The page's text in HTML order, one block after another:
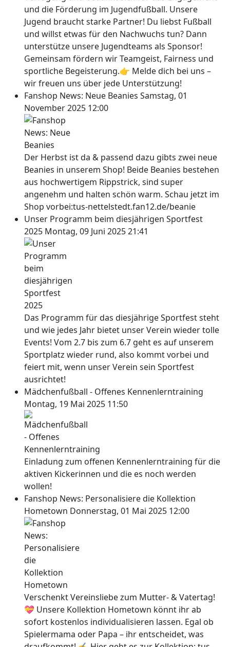
und die Förderung im Jugendfußball. Unsere
Jugend braucht starke Partner! Du liebst Fußball
und willst etwas für den Nachwuchs tun? Dann
unterstütze unsere Jugendteams als Sponsor!
Gemeinsam fördern wir Teamgeist, Fairness und
sportliche Begeisterung.👉 Melde dich bei uns –
wir freuen uns über jede Unterstützung!
Fanshop News: Neue Beanies Samstag, 01
November 2025 12:00
Der Herbst ist da & passend dazu gibts zwei neue
Beanies in unserem Shop! Beide Beanies bestehen
aus hochwertigem Rippstrick, sind super
angenehm und halten schön warm. Schau jetzt im
Shop vorbei:tus-nettelstedt.fan12.de/beanie
Unser Programm beim diesjährigen Sportfest
2025 Montag, 09 Juni 2025 21:41
Das Programm für das diesjährige Sportfest steht
und wie jedes Jahr bietet unser Verein wieder tolle
Events! Vom 2.7 bis zum 6.7 geht es auf unserem
Sportplatz wieder rund, also kommt vorbei und
feiert mit, wenn unser Verein sein Sportfest
ausrichtet!
Mädchenfußball - Offenes Kennenlerntraining
Montag, 19 Mai 2025 11:50
Einladung zum offenen Kennenlerntraining für die
aktiven Kickerinnen und die es noch werden
wollen!
Fanshop News: Personalisiere die Kollektion
Hometown Donnerstag, 01 Mai 2025 12:00
Verschenkt Vereinsliebe zum Mutter- & Vatertag!
💝 Unsere Kollektion Hometown könnt ihr ab
sofort kostenlos individualisieren lassen. Egal ob
Spielermama oder Papa – ihr entscheidet, was